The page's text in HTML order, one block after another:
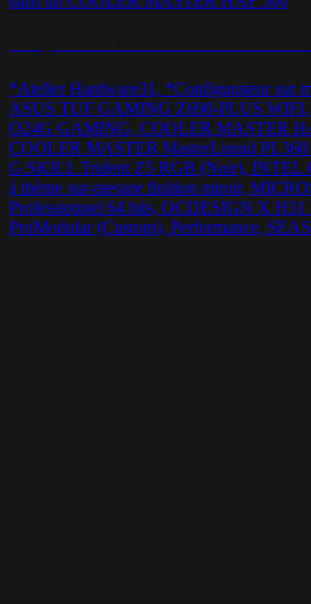
*Atelier Hardware31, *Configurateur sur
ASUS TUF GAMING Z690-PLUS
O24G GAMING, COOLER MASTER
COOLER MASTER MasterLiquid
G.SKILL Trident Z5 RGB (Noir), INTEL
à thème sur-mesure finition miroir,
Professionnel 64 bits, OCDESIGN X
ProModular (Custom), Performance,